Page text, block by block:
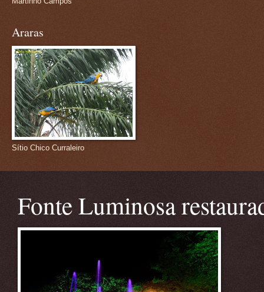
Araras
Sítio Chico Curraleiro
Fonte Luminosa